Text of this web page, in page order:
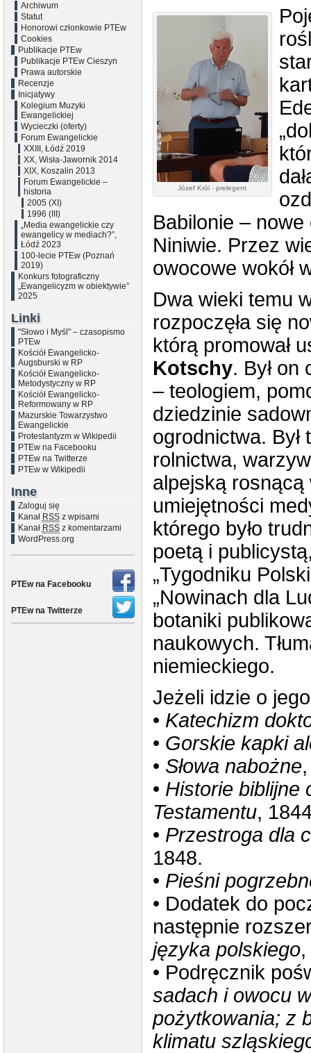
Archiwum
Statut
Honorowi członkowie PTEw
Cookies
Publikacje PTEw
Publikacje PTEw Cieszyn
Prawa autorskie
Recenzje
Inicjatywy
Kolegium Muzyki
Ewangelickiej
Wycieczki (oferty)
Forum Ewangelickie
XXIII, Łódź 2019
XX, Wisła-Jawornik 2014
XIX, Koszalin 2013
Forum Ewangelickie –
historia
2005 (XI)
1996 (III)
„Media ewangelickie czy
ewangelicy w mediach?”,
Łódź 2023
100-lecie PTEw (Poznań
2019)
Konkurs fotograficzny
„Ewangelicyzm w obiektywie”
2025
Linki
"Słowo i Myśl" – czasopismo
PTEw
Kościół Ewangelicko-
Augsburski w RP
Kościół Ewangelicko-
Metodystyczny w RP
Kościół Ewangelicko-
Reformowany w RP
Mazurskie Towarzystwo
Ewangelickie
Protestantyzm w Wikipedii
PTEw na Facebooku
PTEw na Twitterze
PTEw w Wikipedii
Inne
Zaloguj się
Kanał RSSz wpisami
Kanał RSSz komentarzami
WordPress.org
PTEw na Facebooku
PTEw na Twitterze
Józef Król - prelegent
Babilonie –
Niniwie. Przez
owocowe wokół
Dwa wieki temu
rozpoczęła się
którą promował
Kotschy. Był on
– teologiem,
dziedzinie
ogrodnictwa.
rolnictwa,
alpejską rosnącą
umiejętności
którego było
poetą i
„Tygodniku
„Nowinach dla
botaniki
naukowych.
niemieckiego.
Jeżeli idzie o
• Katechizm
• Gorskie kapki
• Słowa nabożne
• Historie biblijne
Testamentu,
• Przestroga dla
1848.
• Pieśni
• Dodatek do
następnie
języka polskiego,
• Podręcznik
sadach i owocu
pożytkowania; z
klimatu